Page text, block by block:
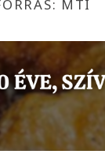
MTI